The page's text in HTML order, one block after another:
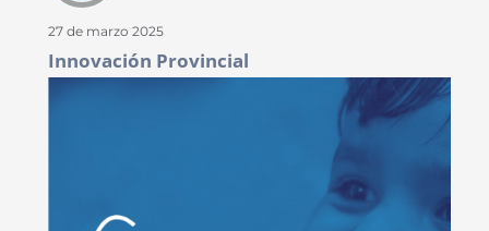
27 de marzo 2025
Innovación Provincial